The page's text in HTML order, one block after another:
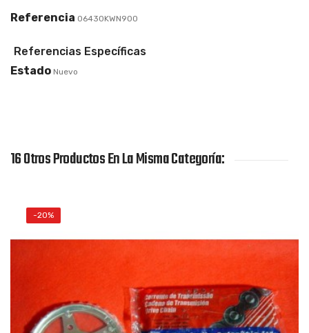
Referencia 06430KWN900
Referencias Específicas
Estado Nuevo
16 Otros Productos En La Misma Categoría:
-20%